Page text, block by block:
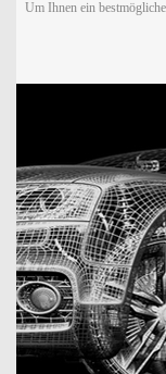
Um Ihnen ein